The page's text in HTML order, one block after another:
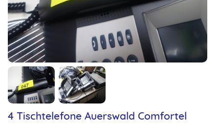
4 Tischtelefone Auerswald Comfortel